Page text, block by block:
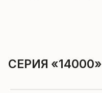
СЕРИЯ «14000»